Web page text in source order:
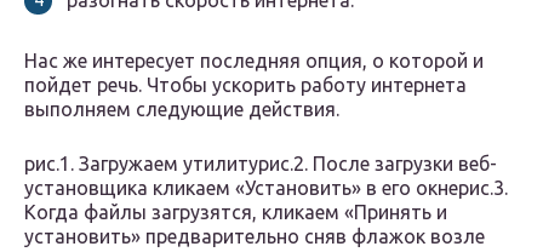
Нас же интересует последняя опция, о которой и
пойдет речь. Чтобы ускорить работу интернета
выполняем следующие действия.
рис.1. Загружаем утилитурис.2. После загрузки веб-
установщика кликаем «Установить» в его окнерис.3.
Когда файлы загрузятся, кликаем «Принять и
установить» предварительно сняв флажок возле